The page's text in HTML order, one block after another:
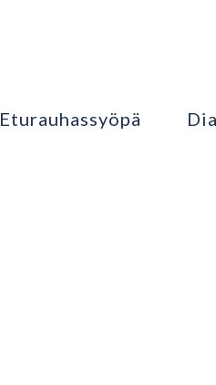
Eturauhassyöpä